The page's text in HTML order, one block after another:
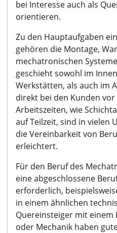
bei Interesse auch als
orientieren.
Zu den Hauptaufgaben
gehören die Montage,
mechatronischen
geschieht sowohl im
Werkstätten, als auch im
direkt bei den Kunden
Arbeitszeiten, wie
auf Teilzeit, sind in vielen
die Vereinbarkeit von
erleichtert.
Für den Beruf des
eine abgeschlossene
erforderlich,
in einem ähnlichen
Quereinsteiger mit
oder Mechanik haben